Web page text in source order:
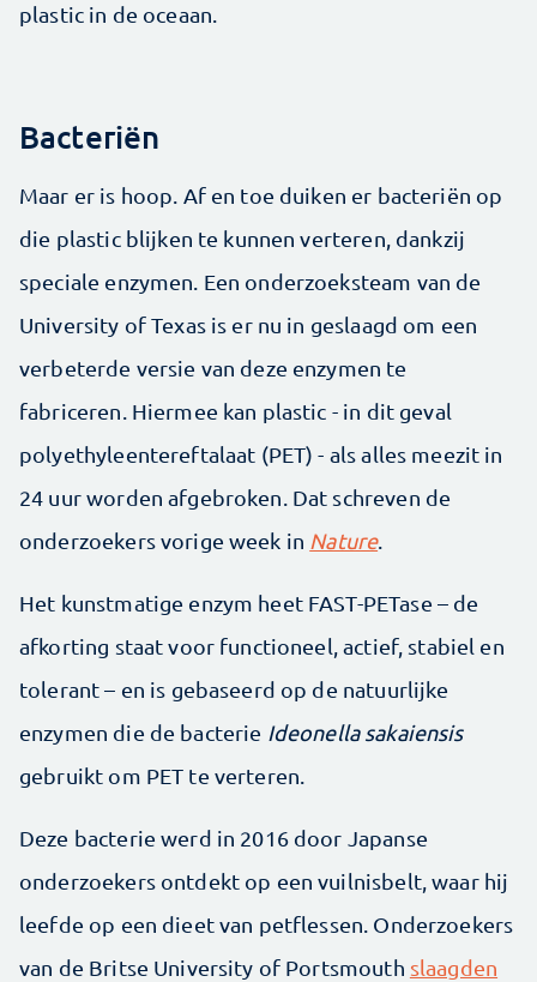
plastic in de oceaan.
Bacteriën
Maar er is hoop. Af en toe duiken er bacteriën op
die plastic blijken te kunnen verteren, dankzij
speciale enzymen. Een onderzoeksteam van de
University of Texas is er nu in geslaagd om een
verbeterde versie van deze enzymen te
fabriceren. Hiermee kan plastic - in dit geval
polyethyleentereftalaat (PET) - als alles meezit in
24 uur worden afgebroken. Dat schreven de
onderzoekers vorige week in Nature.
Het kunstmatige enzym heet FAST-PETase – de
afkorting staat voor functioneel, actief, stabiel en
tolerant – en is gebaseerd op de natuurlijke
enzymen die de bacterie Ideonella sakaiensis
gebruikt om PET te verteren.
Deze bacterie werd in 2016 door Japanse
onderzoekers ontdekt op een vuilnisbelt, waar hij
leefde op een dieet van petflessen. Onderzoekers
van de Britse University of Portsmouth slaagden